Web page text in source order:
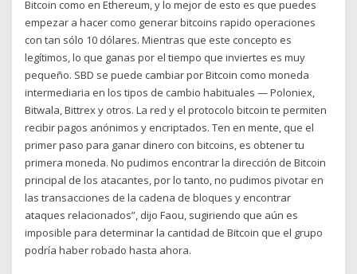
Bitcoin como en Ethereum, y lo mejor de esto es que puedes
empezar a hacer como generar bitcoins rapido operaciones
con tan sólo 10 dólares. Mientras que este concepto es
legítimos, lo que ganas por el tiempo que inviertes es muy
pequeño. SBD se puede cambiar por Bitcoin como moneda
intermediaria en los tipos de cambio habituales — Poloniex,
Bitwala, Bittrex y otros. La red y el protocolo bitcoin te permiten
recibir pagos anónimos y encriptados. Ten en mente, que el
primer paso para ganar dinero con bitcoins, es obtener tu
primera moneda. No pudimos encontrar la dirección de Bitcoin
principal de los atacantes, por lo tanto, no pudimos pivotar en
las transacciones de la cadena de bloques y encontrar
ataques relacionados”, dijo Faou, sugiriendo que aún es
imposible para determinar la cantidad de Bitcoin que el grupo
podría haber robado hasta ahora.